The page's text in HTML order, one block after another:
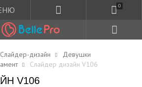
0
Слайдер-дизайн
Девушки
Слайдер дизайн V106
V106